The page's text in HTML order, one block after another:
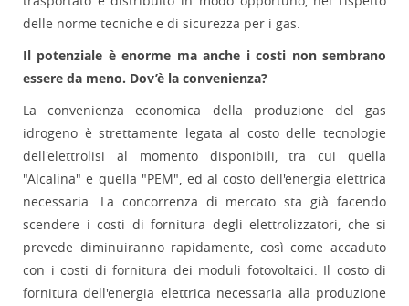
delle norme tecniche e di sicurezza per i gas.
Il potenziale è enorme ma anche i costi non sembrano
essere da meno. Dov’è la convenienza?
La convenienza economica della produzione del gas
idrogeno è strettamente legata al costo delle tecnologie
dell'elettrolisi al momento disponibili, tra cui quella
"Alcalina" e quella "PEM", ed al costo dell'energia elettrica
necessaria. La concorrenza di mercato sta già facendo
scendere i costi di fornitura degli elettrolizzatori, che si
prevede diminuiranno rapidamente, così come accaduto
con i costi di fornitura dei moduli fotovoltaici. Il costo di
fornitura dell'energia elettrica necessaria alla produzione